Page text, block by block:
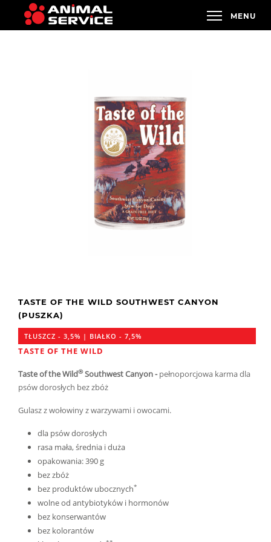
TASTE OF THE WILD SOUTHWEST CANYON
(PUSZKA)
TŁUSZCZ - 3,5% | BIAŁKO - 7,5%
TASTE OF THE WILD
Taste of the Wild®Southwest Canyon-pełnoporcjowa karma dla
psów dorosłych bez zbóż
Gulasz z wołowiny z warzywami i owocami.
dla psów dorosłych
rasa mała, średnia i duża
opakowania: 390 g
bez zbóż
bez produktów ubocznych*
wolne od antybiotyków i hormonów
bez konserwantów
bez kolorantów
KUP NA E-KARMA.PL